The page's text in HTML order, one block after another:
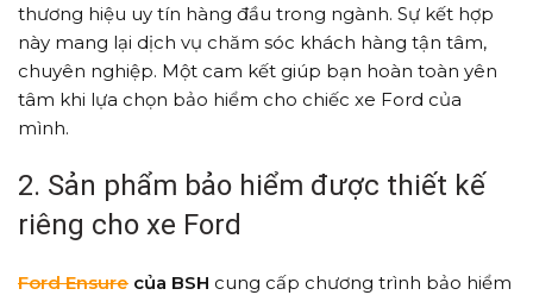
thương hiệu uy tín hàng đầu trong ngành. Sự kết hợp
này mang lại dịch vụ chăm sóc khách hàng tận tâm,
chuyên nghiệp. Một cam kết giúp bạn hoàn toàn yên
tâm khi lựa chọn bảo hiểm cho chiếc xe Ford của
mình.
2. Sản phẩm bảo hiểm được thiết kế
riêng cho xe Ford
Ford Ensure của BSH cung cấp chương trình bảo hiểm